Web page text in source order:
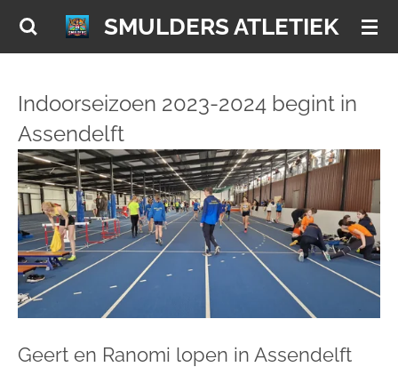
Ga
hoofdinhoud
SMULDERS ATLETIEK
Indoorseizoen 2023-2024 begint in
Assendelft
Geert en Ranomi lopen in Assendelft